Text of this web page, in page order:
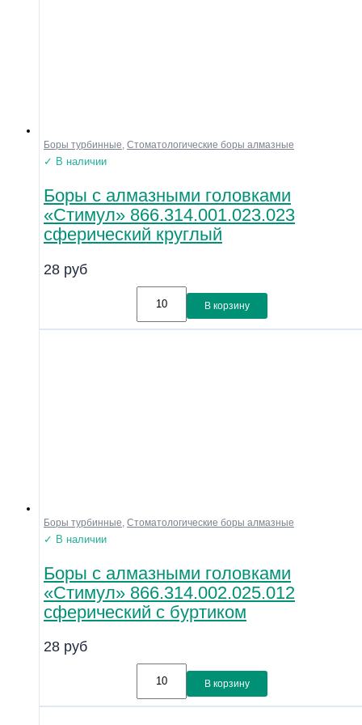
Боры турбинные, Стоматологические боры алмазные
✓ В наличии
Боры с алмазными головками
«Стимул» 866.314.001.023.023
сферический круглый
28 руб
В корзину
Боры турбинные Стоматологические боры алмазные
✓ В наличии
Боры с алмазными головками
«Стимул» 866.314.002.025.012
сферический с буртиком
28 руб
В корзину